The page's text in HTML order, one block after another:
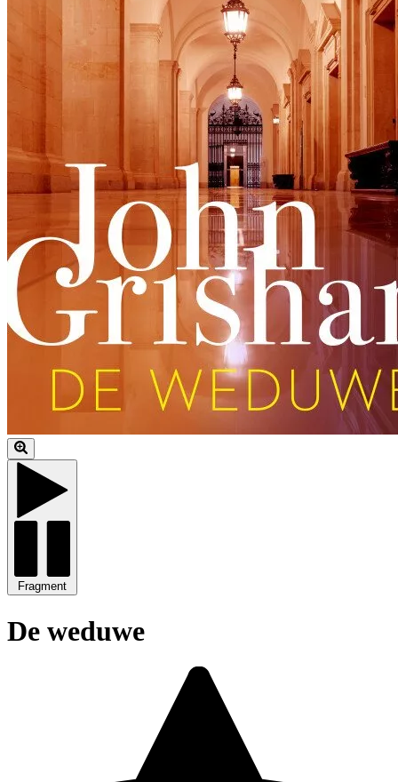
Fragment
De weduwe